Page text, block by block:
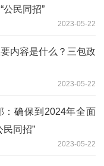
公民同招”
2023-05-22
内容是什么？三包政
2023-05-22
：确保到2024年全面
民同招”
2023-05-22